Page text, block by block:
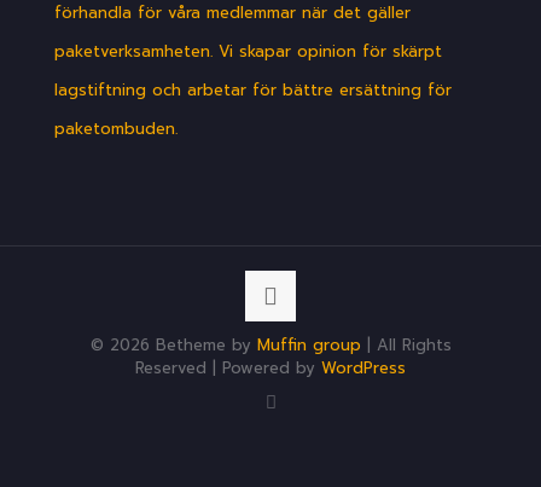
förhandla för våra medlemmar när det gäller
paketverksamheten. Vi skapar opinion för skärpt
lagstiftning och arbetar för bättre ersättning för
paketombuden.
© 2026 Betheme by Muffin group | All Rights
Reserved | Powered by WordPress